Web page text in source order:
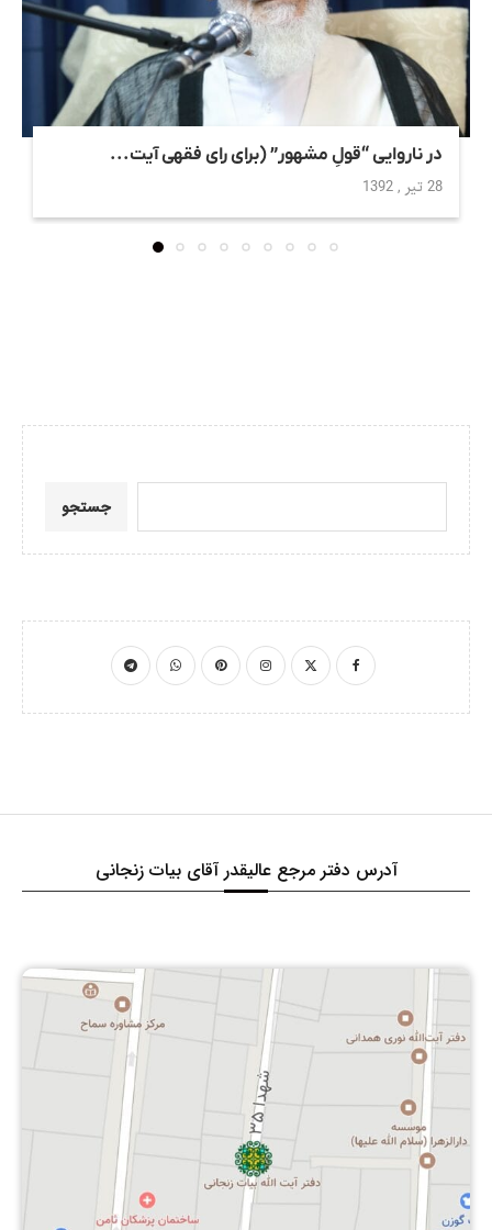
در ناروایی “قولِ مشهور” (برای رای فقهی آیت...
28 تیر , 1392
جستجو
آدرس دفتر مرجع عالیقدر آقای بیات زنجانی